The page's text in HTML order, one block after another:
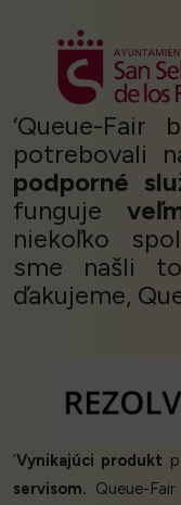
‘Queue-
potrebovali
podporné
funguje
niekoľko
sme našli
ďakujeme,
‘Vynikajúci produkt
servisom. Queue-